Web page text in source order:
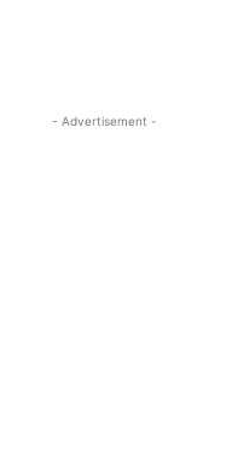
- Advertisement -